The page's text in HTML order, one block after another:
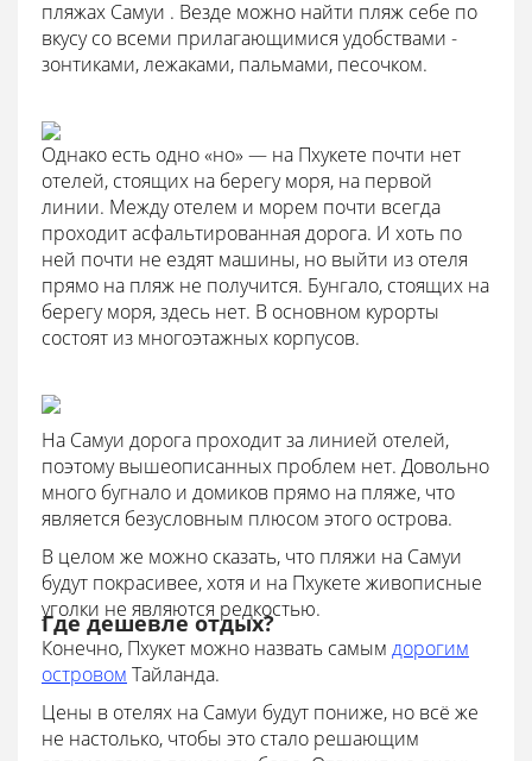
пляжах Самуи . Везде можно найти пляж себе по
вкусу со всеми прилагающимися удобствами -
зонтиками, лежаками, пальмами, песочком.
Однако есть одно «но» — на Пхукете почти нет
отелей, стоящих на берегу моря, на первой
линии. Между отелем и морем почти всегда
проходит асфальтированная дорога. И хоть по
ней почти не ездят машины, но выйти из отеля
прямо на пляж не получится. Бунгало, стоящих на
берегу моря, здесь нет. В основном курорты
состоят из многоэтажных корпусов.
На Самуи дорога проходит за линией отелей,
поэтому вышеописанных проблем нет. Довольно
много бугнало и домиков прямо на пляже, что
является безусловным плюсом этого острова.
В целом же можно сказать, что пляжи на Самуи
будут покрасивее, хотя и на Пхукете живописные
уголки не являются редкостью.
Где дешевле отдых?
Конечно, Пхукет можно назвать самым дорогим
островом Тайланда.
Цены в отелях на Самуи будут пониже, но всё же
не настолько, чтобы это стало решающим